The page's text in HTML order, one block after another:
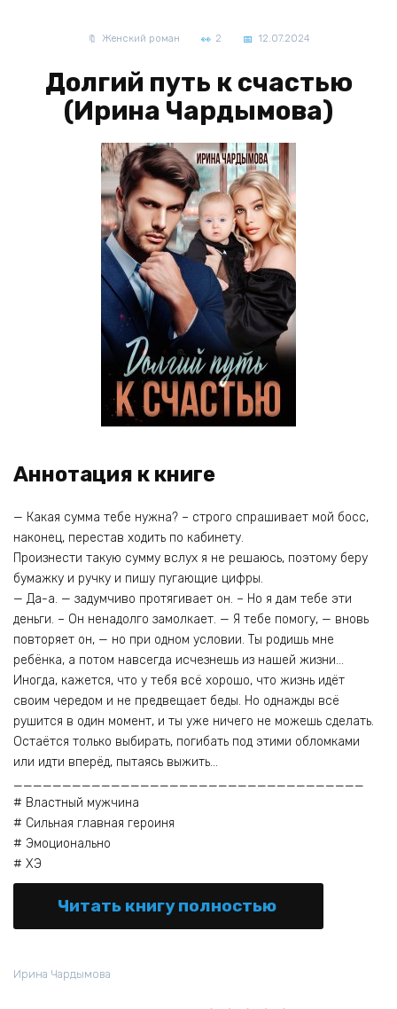
Женский роман 2 12.07.2024
Долгий путь к счастью
(Ирина Чардымова)
Аннотация к книге
— Какая сумма тебе нужна? – строго спрашивает мой босс,
наконец, перестав ходить по кабинету.
Произнести такую сумму вслух я не решаюсь, поэтому беру
бумажку и ручку и пишу пугающие цифры.
— Да-а. — задумчиво протягивает он. – Но я дам тебе эти
деньги. – Он ненадолго замолкает. — Я тебе помогу, — вновь
повторяет он, — но при одном условии. Ты родишь мне
ребёнка, а потом навсегда исчезнешь из нашей жизни…
Иногда, кажется, что у тебя всё хорошо, что жизнь идёт
своим чередом и не предвещает беды. Но однажды всё
рушится в один момент, и ты уже ничего не можешь сделать.
Остаётся только выбирать, погибать под этими обломками
или идти вперёд, пытаясь выжить…
____________________________________
# Властный мужчина
# Сильная главная героиня
# Эмоционально
# ХЭ
Читать книгу полностью
Ирина Чардымова